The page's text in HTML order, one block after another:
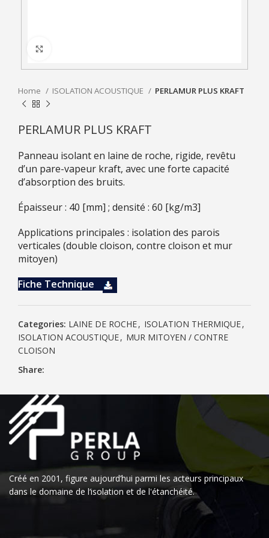
Home ISOLATION ACOUSTIQUE PERLAMUR PLUS KRAFT
PERLAMUR PLUS KRAFT
Panneau isolant en laine de roche, rigide, revêtu
d’un pare-vapeur kraft, avec une forte capacité
d’absorption des bruits.
Épaisseur : 40 [mm] ; densité : 60 [kg/m3]
Applications principales : isolation des parois
verticales (double cloison, contre cloison et mur
mitoyen)
Fiche Technique
Categories: LAINE DE ROCHE, ISOLATION THERMIQUE,
ISOLATION ACOUSTIQUE, MUR MITOYEN / CONTRE
CLOISON
Share:
Créé en 2001, figure aujourd’hui parmi les acteurs principaux
dans le domaine de l‘isolation et de l'étanchéité.